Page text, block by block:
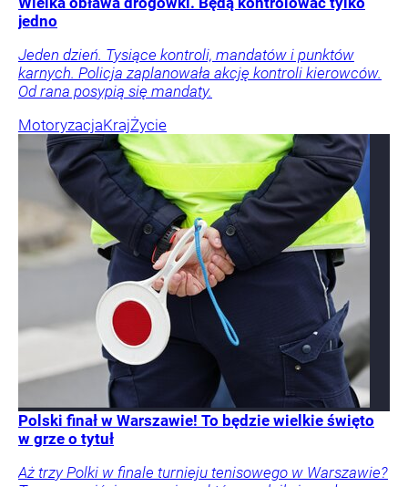
jedno
Jeden dzień. Tysiące kontroli, mandatów i punktów
karnych. Policja zaplanowała akcję kontroli kierowców.
Od rana posypią się mandaty.
MotoryzacjaKrajŻycie
Polski finał w Warszawie! To będzie wielkie święto
w grze o tytuł
Aż trzy Polki w finale turnieju tenisowego w Warszawie?